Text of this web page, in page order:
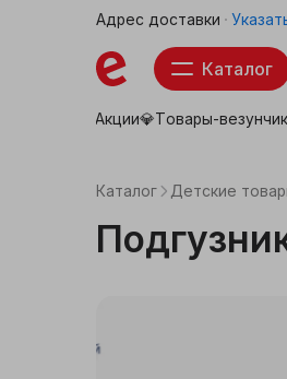
Адрес доставки
Каталог
Акции💎Товары-
Товары для школы
Каталог Детские